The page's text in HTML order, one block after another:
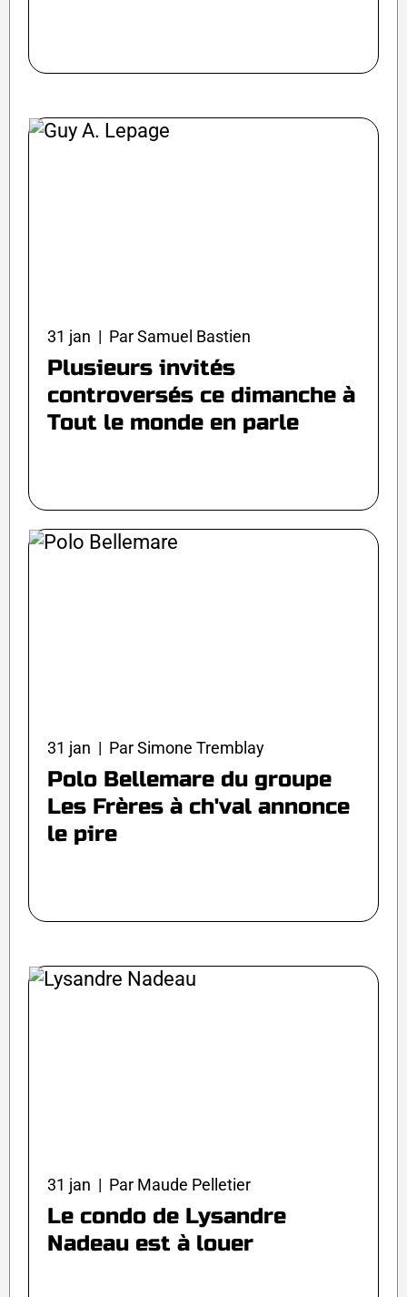
31 jan | Par Samuel Bastien
Plusieurs invités
controversés ce dimanche à
Tout le monde en parle
31 jan | Par Simone Tremblay
Polo Bellemare du groupe
Les Frères à ch'val annonce
le pire
31 jan | Par Maude Pelletier
Le condo de Lysandre
Nadeau est à louer